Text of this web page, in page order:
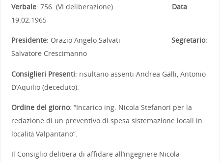
Verbale: 756 (VI deliberazione) Data:
19.02.1965
Presidente: Orazio Angelo Salvati Segretario:
Salvatore Crescimanno
Consiglieri Presenti: risultano assenti Andrea Galli, Antonio
D’Aquilio (deceduto).
Ordine del giorno: “Incarico ing. Nicola Stefanori per la
redazione di un preventivo di spesa sistemazione locali in
località Valpantano”.
Il Consiglio delibera di affidare all’ingegnere Nicola